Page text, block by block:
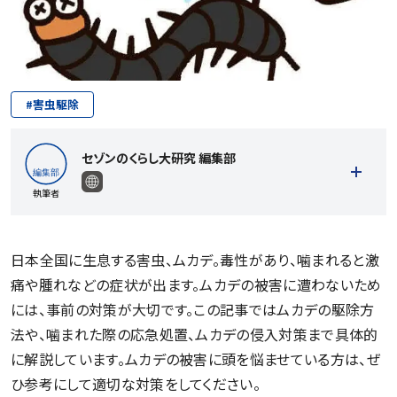
#害虫駆除
執筆者
セゾンのくらし大研究 編集部
記事一覧を見る
日本全国に生息する害虫、ムカデ。毒性があり、噛まれると激
痛や腫れなどの症状が出ます。ムカデの被害に遭わないため
には、事前の対策が大切です。この記事ではムカデの駆除方
法や、噛まれた際の応急処置、ムカデの侵入対策まで具体的
に解説しています。ムカデの被害に頭を悩ませている方は、ぜ
ひ参考にして適切な対策をしてください。